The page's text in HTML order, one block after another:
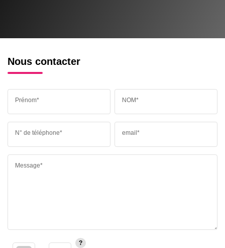
Nous contacter
Prénom* NOM*
N° de téléphone* email*
Message*